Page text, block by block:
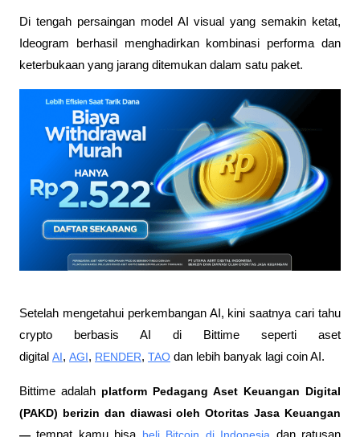
Di tengah persaingan model AI visual yang semakin ketat,
Ideogram berhasil menghadirkan kombinasi performa dan
keterbukaan yang jarang ditemukan dalam satu paket.
Setelah mengetahui perkembangan AI, kini saatnya cari tahu
crypto berbasis AI di Bittime seperti aset
digital AI, AGI, RENDER, TAO dan lebih banyak lagi coin AI.
Bittime adalah platform Pedagang Aset Keuangan Digital
(PAKD) berizin dan diawasi oleh Otoritas Jasa Keuangan
— tempat kamu bisa beli Bitcoin di Indonesia dan ratusan